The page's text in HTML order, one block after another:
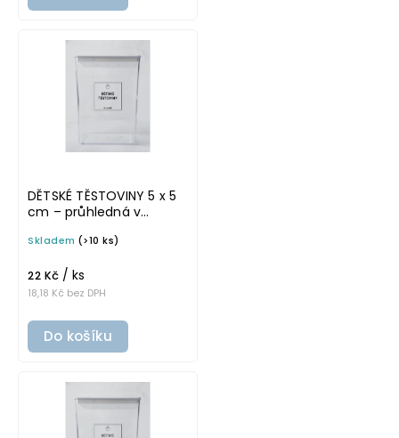
DĚTSKÉ TĚSTOVINY 5 x 5
cm – průhledná v
omyvatelná samolepka
Skladem (>10 ks)
18,18 Kč bez DPH
22 Kč / ks
Do košíku